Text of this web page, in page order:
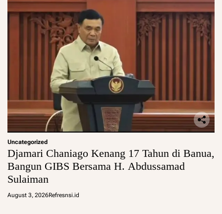
Uncategorized
Djamari Chaniago Kenang 17 Tahun di Banua,
Bangun GIBS Bersama H. Abdussamad
Sulaiman
August 3, 2026Refresnsi.id